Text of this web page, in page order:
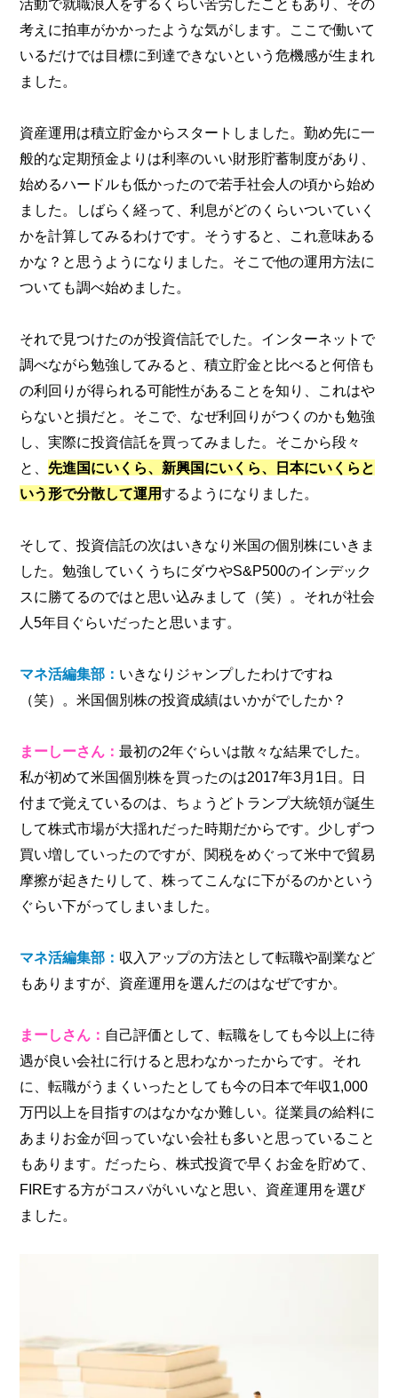
活動で就職浪人をするくらい苦労したこともあり、その
考えに拍車がかかったような気がします。ここで働いて
いるだけでは目標に到達できないという危機感が生まれ
ました。
資産運用は積立貯金からスタートしました。勤め先に一
般的な定期預金よりは利率のいい財形貯蓄制度があり、
始めるハードルも低かったので若手社会人の頃から始め
ました。しばらく経って、利息がどのくらいついていく
かを計算してみるわけです。そうすると、これ意味ある
かな？と思うようになりました。そこで他の運用方法に
ついても調べ始めました。
それで見つけたのが投資信託でした。インターネットで
調べながら勉強してみると、積立貯金と比べると何倍も
の利回りが得られる可能性があることを知り、これはや
らないと損だと。そこで、なぜ利回りがつくのかも勉強
し、実際に投資信託を買ってみました。そこから段々
と、先進国にいくら、新興国にいくら、日本にいくらと
いう形で分散して運用するようになりました。
そして、投資信託の次はいきなり米国の個別株にいきま
した。勉強していくうちにダウやS&P500のインデック
スに勝てるのではと思い込みまして（笑）。それが社会
人5年目ぐらいだったと思います。
マネ活編集部： いきなりジャンプしたわけですね
（笑）。米国個別株の投資成績はいかがでしたか？
まーしーさん：最初の2年ぐらいは散々な結果でした。
私が初めて米国個別株を買ったのは2017年3月1日。日
付まで覚えているのは、ちょうどトランプ大統領が誕生
して株式市場が大揺れだった時期だからです。少しずつ
買い増していったのですが、関税をめぐって米中で貿易
摩擦が起きたりして、株ってこんなに下がるのかという
ぐらい下がってしまいました。
マネ活編集部： 収入アップの方法として転職や副業など
もありますが、資産運用を選んだのはなぜですか。
まーしさん： 自己評価として、転職をしても今以上に待
遇が良い会社に行けると思わなかったからです。それ
に、転職がうまくいったとしても今の日本で年収1,000
万円以上を目指すのはなかなか難しい。従業員の給料に
あまりお金が回っていない会社も多いと思っていること
もあります。だったら、株式投資で早くお金を貯めて、
FIREする方がコスパがいいなと思い、資産運用を選び
ました。